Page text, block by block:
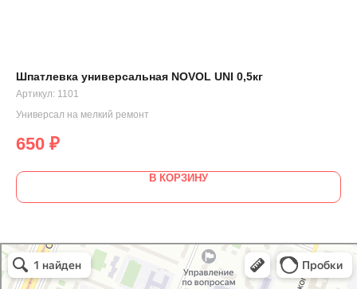
Шпатлевка универсальная NOVOL UNI 0,5кг
Артикул: 1101
Универсал на мелкий ремонт
650 ₽
В КОРЗИНУ
GoodVIN
Автоэмали, автомобильные краски в Санкт‑Петербурге
Лакокрасочные материалы в Санкт‑Петербурге